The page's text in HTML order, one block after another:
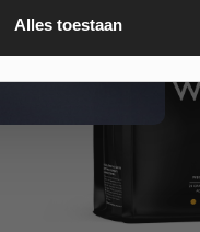
Alles toestaan